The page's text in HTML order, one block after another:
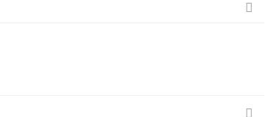

